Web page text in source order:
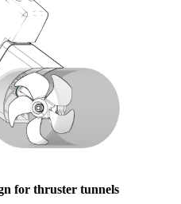
for thruster tunnels